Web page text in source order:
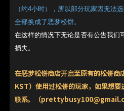
（约4小时），所以部分玩家因无法
全部换成了恶梦松饼。
在这样的情况下无论是否有公告我们
损失。
在恶梦松饼商店开启至原有的松饼
KST）使用过松饼的玩家，如果想
联系。（